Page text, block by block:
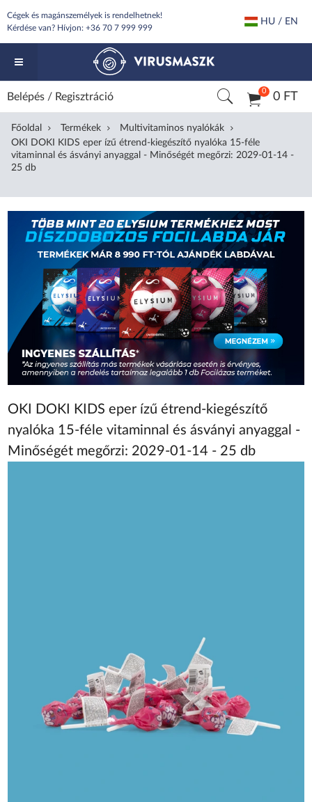
Cégek és magánszemélyek is rendelhetnek!
Kérdése van? Hívjon: +36 70 7 999 999
HU / EN
0 0 FT
Belépés / Regisztráció
Főoldal Termékek
Multivitaminos nyalókák
OKI DOKI KIDS eper ízű étrend-kiegészítő nyalóka 15-féle
vitaminnal és ásványi anyaggal - Minőségét megőrzi: 2029-01-14 -
25 db
OKI DOKI KIDS eper ízű étrend-kiegészítő
nyalóka 15-féle vitaminnal és ásványi anyaggal -
Minőségét megőrzi: 2029-01-14 - 25 db